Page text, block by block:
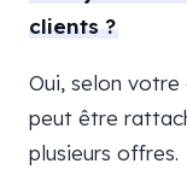
clients ?
Oui, selon
peut être
plusieurs offres.